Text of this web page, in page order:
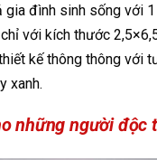
gia đình sinh sống với
với kích thước
kế thông thông với
xanh.
những người độc